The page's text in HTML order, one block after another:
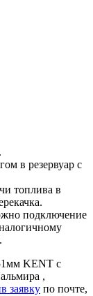
в резервуар с
топлива в
подключение
KENT с
,
заявку по почте,